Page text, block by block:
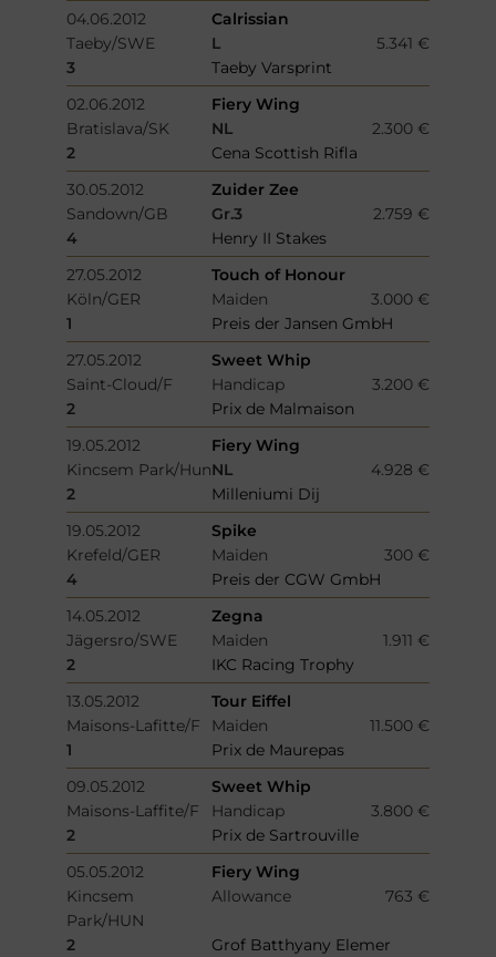
04.06.2012
Calrissian
Taeby/SWE
L
5.341 €
3
Taeby Varsprint
02.06.2012
Fiery Wing
Bratislava/SK
NL
2.300 €
2
Cena Scottish Rifla
30.05.2012
Zuider Zee
Sandown/GB
Gr.3
2.759 €
4
Henry II Stakes
27.05.2012
Touch of Honour
Köln/GER
Maiden
3.000 €
1
Preis der Jansen GmbH
27.05.2012
Sweet Whip
Saint-Cloud/F
Handicap
3.200 €
2
Prix de Malmaison
19.05.2012
Fiery Wing
Kincsem Park/HunNL
4.928 €
2
Milleniumi Dij
19.05.2012
Spike
Krefeld/GER
Maiden
300 €
4
Preis der CGW GmbH
14.05.2012
Zegna
Jägersro/SWE
Maiden
1.911 €
2
IKC Racing Trophy
13.05.2012
Tour Eiffel
Maisons-Lafitte/F
Maiden
11.500 €
1
Prix de Maurepas
09.05.2012
Sweet Whip
Maisons-Laffite/F
Handicap
3.800 €
2
Prix de Sartrouville
05.05.2012
Fiery Wing
Kincsem
Park/HUN
Allowance 763 €
2 Grof Batthyany Elemer